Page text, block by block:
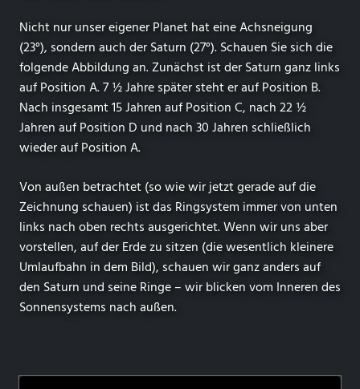
Nicht nur unser eigener Planet hat eine Achsneigung
(23°), sondern auch der Saturn (27°). Schauen Sie sich die
folgende Abbildung an. Zunächst ist der Saturn ganz links
auf Position A. 7 ½ Jahre später steht er auf Position B.
Nach insgesamt 15 Jahren auf Position C, nach 22 ½
Jahren auf Position D und nach 30 Jahren schließlich
wieder auf Position A.
Von außen betrachtet (so wie wir jetzt gerade auf die
Zeichnung schauen) ist das Ringsystem immer von unten
links nach oben rechts ausgerichtet. Wenn wir uns aber
vorstellen, auf der Erde zu sitzen (die wesentlich kleinere
Umlaufbahn in dem Bild), schauen wir ganz anders auf
den Saturn und seine Ringe – wir blicken vom Inneren des
Sonnensystems nach außen.